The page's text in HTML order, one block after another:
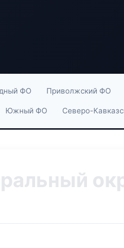
ФО Приволжский ФО
Южный ФО Северо-